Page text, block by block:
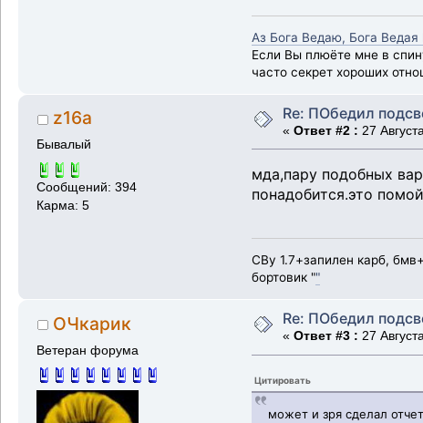
Аз Бога Ведаю, Бога
Если Вы плюёте мне в
часто секрет хороших
z16a
Бывалый
Сообщений: 394
Карма: 5
Re: ПОбедил
« Ответ #2 : 27
мда,пару подобных
понадобится.это
СВу 1.7+запилен карб,
бортовик ""
ОЧкарик
Ветеран форума
Re: ПОбедил
« Ответ #3 : 27
Цитировать
может и зря сделал отчет